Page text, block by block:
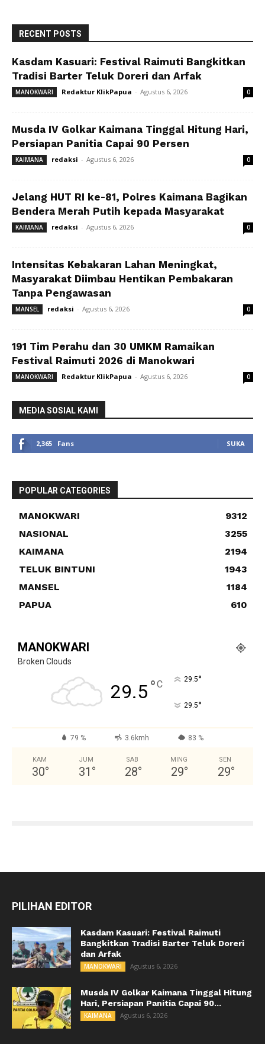
RECENT POSTS
Kasdam Kasuari: Festival Raimuti Bangkitkan
Tradisi Barter Teluk Doreri dan Arfak
MANOKWARI Redaktur KlikPapua - Agustus 6, 2026 0
Musda IV Golkar Kaimana Tinggal Hitung Hari,
Persiapan Panitia Capai 90 Persen
KAIMANA redaksi - Agustus 6, 2026 0
Jelang HUT RI ke-81, Polres Kaimana Bagikan
Bendera Merah Putih kepada Masyarakat
KAIMANA redaksi - Agustus 6, 2026 0
Intensitas Kebakaran Lahan Meningkat,
Masyarakat Diimbau Hentikan Pembakaran
Tanpa Pengawasan
MANSEL redaksi - Agustus 6, 2026 0
191 Tim Perahu dan 30 UMKM Ramaikan
Festival Raimuti 2026 di Manokwari
MANOKWARI Redaktur KlikPapua - Agustus 6, 2026 0
MEDIA SOSIAL KAMI
2,365 Fans SUKA
POPULAR CATEGORIES
MANOKWARI
9312
NASIONAL
3255
KAIMANA
2194
TELUK BINTUNI
1943
MANSEL
1184
PAPUA
610
MANOKWARI
Broken Clouds
29.5°C 29.5°
29.5°
79 % 3.6kmh 83 %
KAM
30°
JUM
31 °
SAB
28°
MING
29°
SEN
29°
PILIHAN EDITOR
Kasdam Kasuari: Festival Raimuti
Bangkitkan Tradisi Barter Teluk Doreri
dan Arfak
MANOKWARI Agustus 6, 2026
Musda IV Golkar Kaimana Tinggal Hitung
Hari, Persiapan Panitia Capai 90...
KAIMANA Agustus 6, 2026